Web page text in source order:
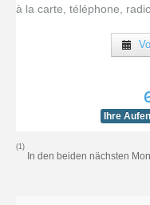
à la carte, téléphone,
Ihre
(1)
In den beiden nächsten